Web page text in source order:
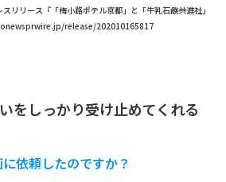
リリース『「梅小路ポテル京都」と「牛乳石鹸共進社」
release/202010165817
をしっかり受け止めてくれる
依頼したのですか？